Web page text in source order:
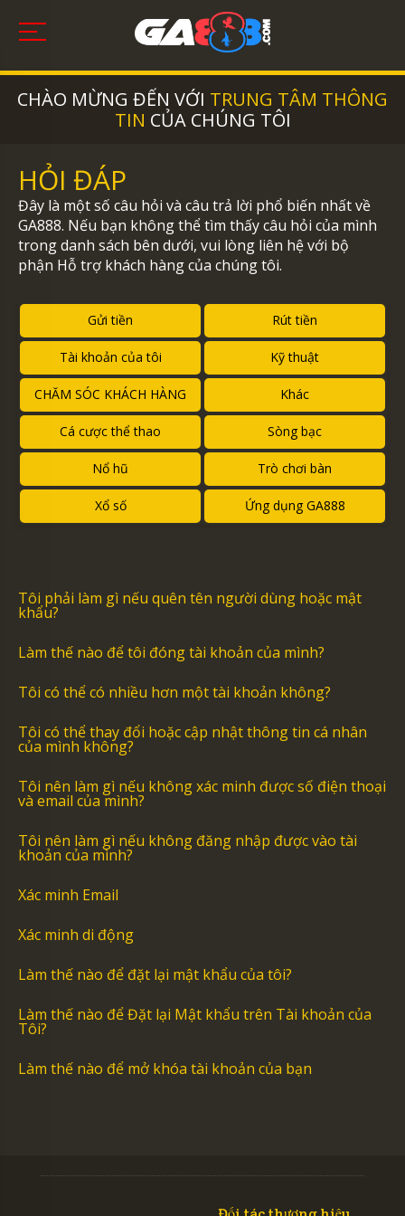
CHÀO MỪNG ĐẾN VỚI TRUNG TÂM THÔNG
TIN CỦA CHÚNG TÔI
HỎI ĐÁP
Đây là một số câu hỏi và câu trả lời phổ biến nhất về
GA888. Nếu bạn không thể tìm thấy câu hỏi của mình
trong danh sách bên dưới, vui lòng liên hệ với bộ
phận Hỗ trợ khách hàng của chúng tôi.
Gửi tiền Rút tiền
Tài khoản của tôi Kỹ thuật
CHĂM SÓC KHÁCH HÀNG Khác
Cá cược thể thao Sòng bạc
Nổ hũ Trò chơi bàn
Xổ số Ứng dụng GA888
Tôi phải làm gì nếu quên tên người dùng hoặc mật
khẩu?
Làm thế nào để tôi đóng tài khoản của mình?
Tôi có thể có nhiều hơn một tài khoản không?
Tôi có thể thay đổi hoặc cập nhật thông tin cá nhân
của mình không?
Tôi nên làm gì nếu không xác minh được số điện thoại
và email của mình?
Tôi nên làm gì nếu không đăng nhập được vào tài
khoản của mình?
Xác minh Email
Xác minh di động
Làm thế nào để đặt lại mật khẩu của tôi?
Làm thế nào để Đặt lại Mật khẩu trên Tài khoản của
Tôi?
Làm thế nào để mở khóa tài khoản của bạn